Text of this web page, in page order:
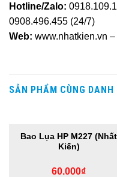
Hotline/Zalo:
0908.496.455 (24/7)
Web: www.nhatkien.vn
SẢN PHẨM CÙNG DANH
HẾT HÀNG
Bao Lụa HP M227 (Nhất
Kiến)
60.000₫